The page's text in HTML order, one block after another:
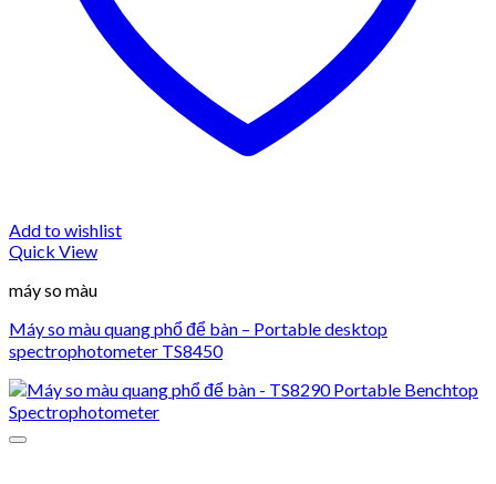
Add to wishlist
Quick View
máy so màu
Máy so màu quang phổ để bàn – Portable desktop
spectrophotometer TS8450